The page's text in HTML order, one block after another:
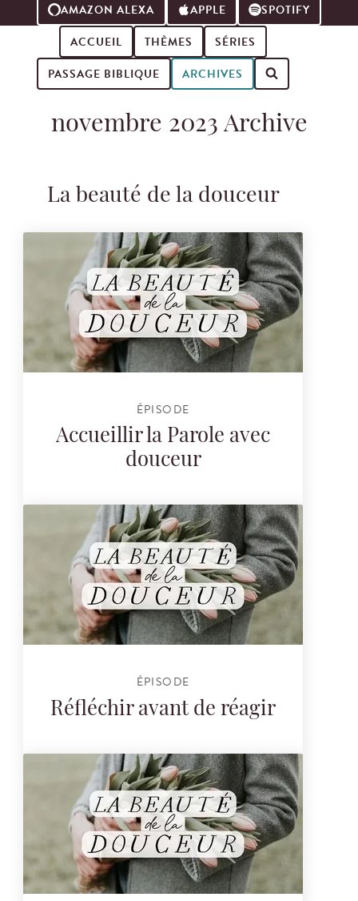
AMAZON ALEXA APPLE
SPOTIFY
ACCUEIL
THÈMES
SÉRIES
PASSAGE BIBLIQUE
ARCHIVES
Search for podcast episodes
novembre 2023 Archive
La beauté de la douceur
ÉPISODE
Accueillir la Parole avec
douceur
ÉPISODE
Réfléchir avant de réagir